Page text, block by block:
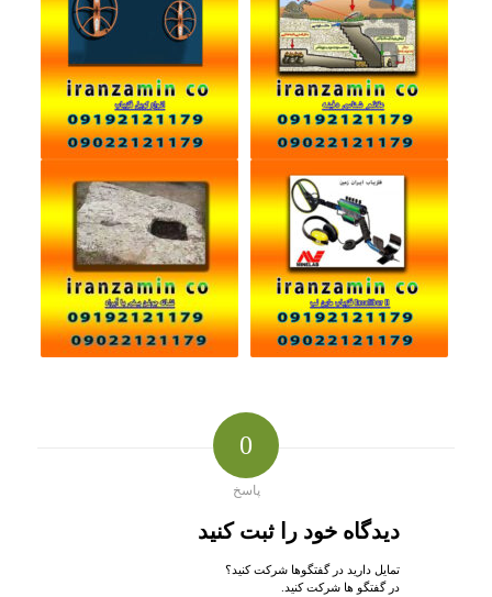
0
پاسخ
دیدگاه خود را ثبت کنید
تمایل دارید در گفتگوها شرکت کنید؟
در گفتگو ها شرکت کنید.